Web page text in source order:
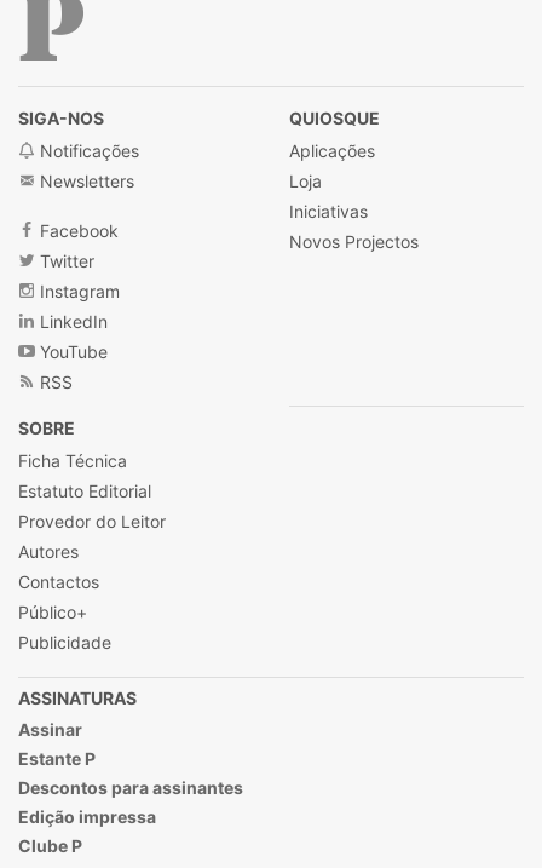
SIGA-NOS
Notificações
Newsletters
Facebook
Twitter
Instagram
LinkedIn
YouTube
RSS
QUIOSQUE
Aplicações
Loja
Iniciativas
Novos Projectos
SOBRE
Ficha Técnica
Estatuto Editorial
Provedor do Leitor
Autores
Contactos
Público+
Publicidade
ASSINATURAS
Assinar
Estante P
Descontos para assinantes
Edição impressa
Clube P